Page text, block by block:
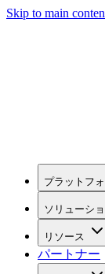
Skip to main
プラットフ
ソリューシ
リソース
パートナー